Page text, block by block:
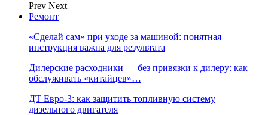
Prev Next
Ремонт
«Сделай сам» при уходе за машиной: понятная
инструкция важна для результата
Дилерские расходники — без привязки к дилеру: как
обслуживать «китайцев»…
ДТ Евро-3: как защитить топливную систему
дизельного двигателя